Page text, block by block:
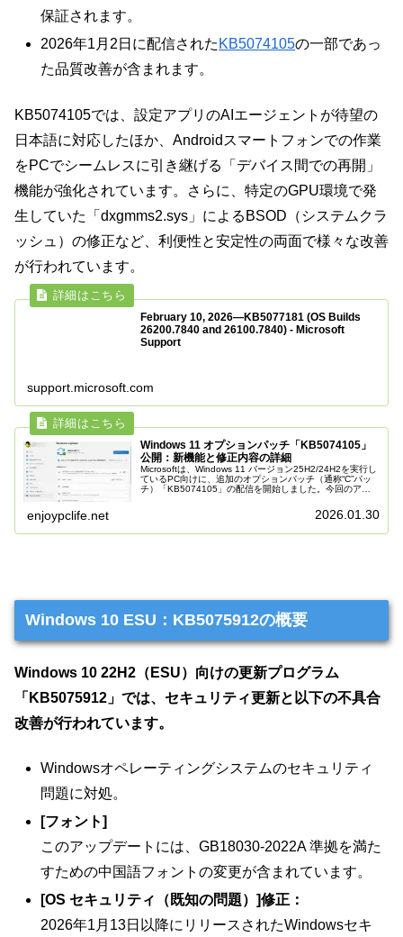
保証されます。
2026年1月2日に配信された KB5074105の一部であっ
た品質改善が含まれます。
KB5074105では、設定アプリのAIエージェントが待望の
日本語に対応したほか、Androidスマートフォンでの作業
をPCでシームレスに引き継げる「デバイス間での再開」
機能が強化されています。さらに、特定のGPU環境で発
生していた「dxgmms2.sys」によるBSOD（システムクラ
ッシュ）の修正など、利便性と安定性の両面で様々な改善
が行われています。
February 10, 2026—KB5077181 (OS Builds
26200.7840 and 26100.7840) - Microsoft
Support
support.microsoft.com
Windows 11 オプションパッチ「KB5074105」
公開：新機能と修正内容の詳細
Microsoftは、Windows 11 バージョン25H2/24H2を実行し
ているPC向けに、追加のオプションパッチ（通称“C”パッ
チ）「KB5074105」の配信を開始しました。今回のアッ
enjoypclife.net 2026.01.30
Windows 10 ESU：KB5075912の概要
Windows 10 22H2（ESU）向けの更新プログラム
「KB5075912」では、セキュリティ更新と以下の不具合
改善が行われています。
Windowsオペレーティングシステムのセキュリティ
問題に対処。
[フォント]
このアップデートには、GB18030-2022A 準拠を満た
すための中国語フォントの変更が含まれています。
[OS セキュリティ（既知の問題）]修正：
2026年1月13日以降にリリースされたWindowsセキ